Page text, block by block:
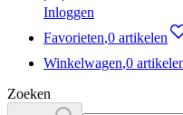
Inloggen
Favorieten,0 artikelen
Winkelwagen,0
Zoeken